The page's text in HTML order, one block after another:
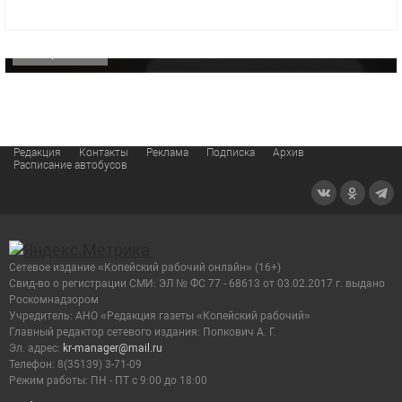
Редакция Контакты Реклама Подписка
Архив
Расписание автобусов
Сетевое издание «Копейский рабочий онлайн» (16+)
Cвид-во о регистрации СМИ: ЭЛ № ФС 77 - 68613 от 03.02.2017 г. выдано
Роскомнадзором
Учредитель: АНО «Редакция газеты «Копейский рабочий»
Главный редактор сетевого издания: Попкович А. Г.
Эл. адрес: kr-manager@mail.ru
Телефон: 8(35139) 3-71-09
Режим работы: ПН - ПТ с 9:00 до 18:00